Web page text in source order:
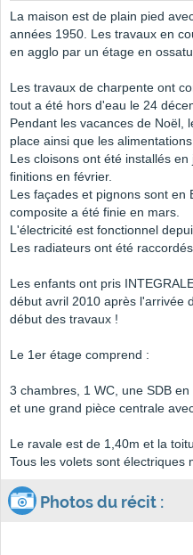
La maison est de plain pied
années 1950. Les travaux en
en agglo par un étage en
Les travaux de charpente ont
tout a été hors d'eau le 24
Pendant les vacances de Noël,
place ainsi que les
Les cloisons ont été installés
finitions en février.
Les façades et pignons sont en
composite a été finie en mars.
L'électricité est fonctionnel
Les radiateurs ont été
Les enfants ont pris
début avril 2010 après l'arrivée
début des travaux !
Le 1er étage comprend :
3 chambres, 1 WC, une SDB
et une grand pièce centrale
Le ravale est de 1,40m et la
Tous les volets sont électriques
Photos du récit :